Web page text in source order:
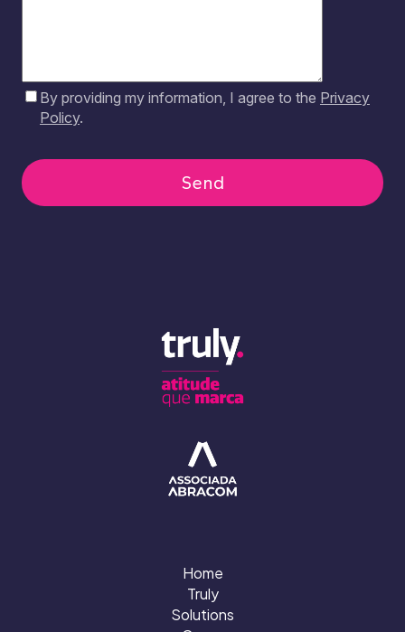
By providing my information, I agree to the Privacy
Policy.
Home
Truly
Solutions